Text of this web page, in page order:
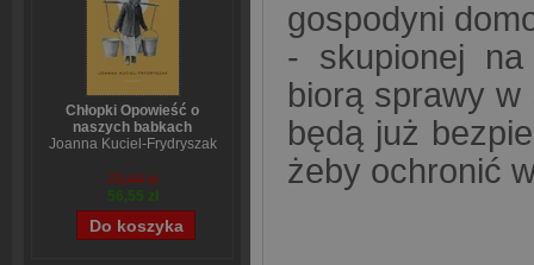
Chłopki Opowieść o
naszych babkach
Joanna Kuciel-Frydryszak
70,44 zł
56,55 zł
gospodyni
- skupionej na
biorą sprawy
będą już
żeby ochronić